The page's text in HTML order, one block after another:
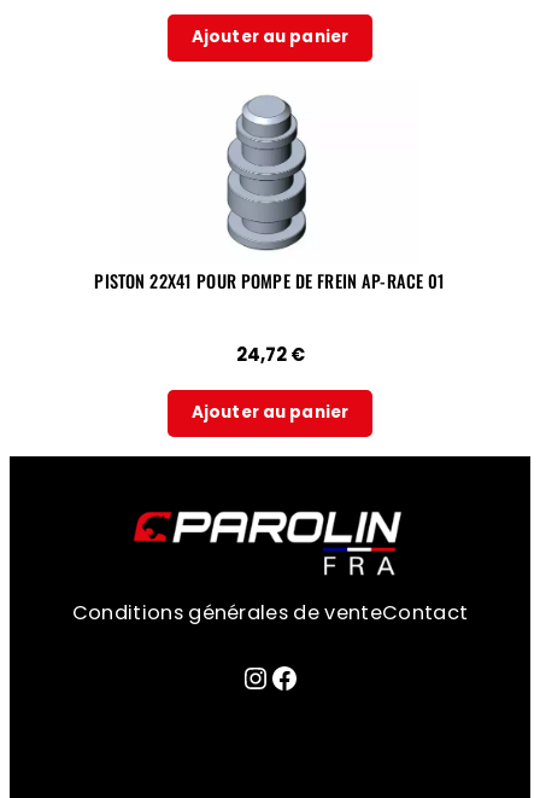
Ajouter au panier
PISTON 22X41 POUR POMPE DE FREIN AP-RACE 01
24,72€
Ajouter au panier
Conditions générales de venteContact
Lien sur la page instagram
Facebook